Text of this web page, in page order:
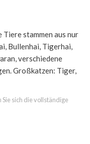
stammen aus nur
Bullenhai, Tigerhai,
verschiedene
Großkatzen: Tiger,
Sie sich die vollständige